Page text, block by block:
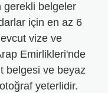
gerekli belgeler
için en az 6
vize ve
Emirlikleri'nde
belgesi ve beyaz
yeterlidir.